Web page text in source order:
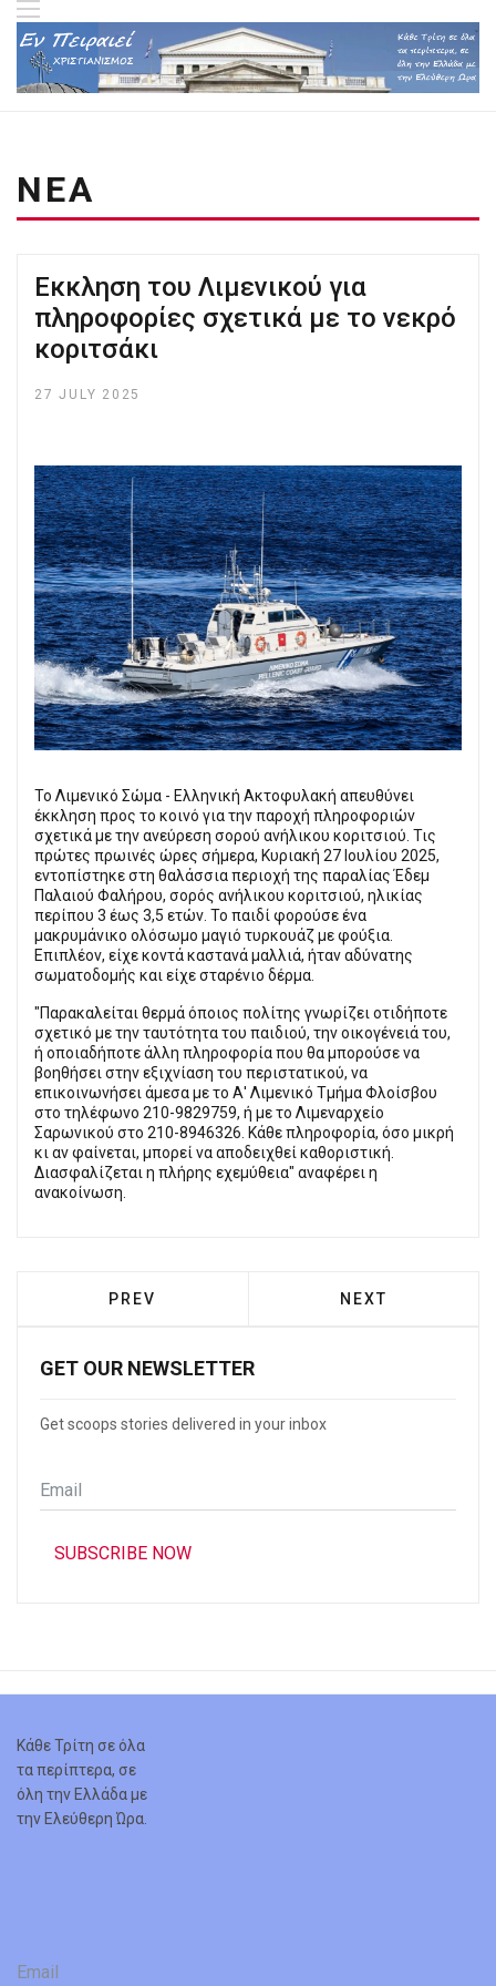
ΝΕΑ
Eκκληση του Λιμενικού για
πληροφορίες σχετικά με το νεκρό
κοριτσάκι
27 JULY 2025
Το Λιμενικό Σώμα - Ελληνική Ακτοφυλακή απευθύνει
έκκληση προς το κοινό για την παροχή πληροφοριών
σχετικά με την ανεύρεση σορού ανήλικου κοριτσιού. Τις
πρώτες πρωινές ώρες σήμερα, Κυριακή 27 Ιουλίου 2025,
εντοπίστηκε στη θαλάσσια περιοχή της παραλίας Έδεμ
Παλαιού Φαλήρου, σορός ανήλικου κοριτσιού, ηλικίας
περίπου 3 έως 3,5 ετών. Το παιδί φορούσε ένα
μακρυμάνικο ολόσωμο μαγιό τυρκουάζ με φούξια.
Επιπλέον, είχε κοντά καστανά μαλλιά, ήταν αδύνατης
σωματοδομής και είχε σταρένιο δέρμα.
"Παρακαλείται θερμά όποιος πολίτης γνωρίζει οτιδήποτε
σχετικό με την ταυτότητα του παιδιού, την οικογένειά του,
ή οποιαδήποτε άλλη πληροφορία που θα μπορούσε να
βοηθήσει στην εξιχνίαση του περιστατικού, να
επικοινωνήσει άμεσα με το Α' Λιμενικό Τμήμα Φλοίσβου
στο τηλέφωνο 210-9829759, ή με το Λιμεναρχείο
Σαρωνικού στο 210-8946326. Κάθε πληροφορία, όσο μικρή
κι αν φαίνεται, μπορεί να αποδειχθεί καθοριστική.
Διασφαλίζεται η πλήρης εχεμύθεια" αναφέρει η
ανακοίνωση.
PREVIOUS ARTICLE: ΦΩΤΙΆ ΣΤΟ ΚΕΡΑΤΣΊΝΙ
PREV NEXT
NEXT
GET OUR NEWSLETTER
Get scoops stories delivered in your inbox
Email
*
SUBSCRIBE NOW
Κάθε Τρίτη σε όλα
τα περίπτερα, σε
όλη την Ελλάδα με
την Ελεύθερη Ώρα.
Email